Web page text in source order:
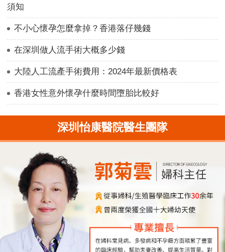
須知
不小心懷孕怎麼拿掉？香港落仔幾錢
在深圳做人流手術大概多少錢
大陸人工流產手術費用：2024年最新價格表
香港女性意外懷孕什麼時間墮胎比較好
深圳怡康醫院醫生團隊